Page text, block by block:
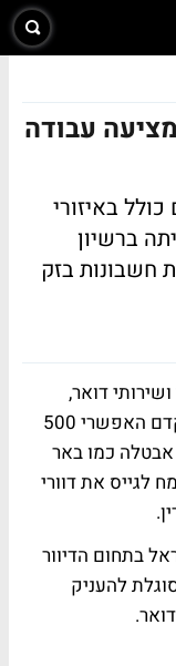
עבודה
נוספים כולל באיזורי
ברשיון
חשבונות בזק
דואר,
מדווחת היום כי היא מעוניינת לגייס בהקדם האפשרי 500
אבטלה כמו באר
לגייס את דוורי
בתחום הדיוור
להעניק